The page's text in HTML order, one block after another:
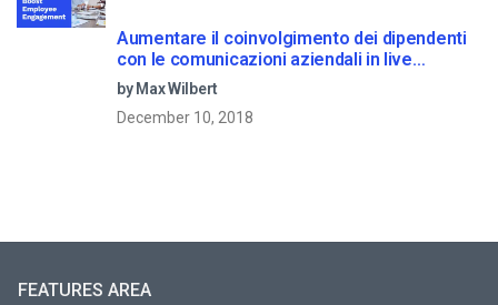
Aumentare il coinvolgimento dei dipendenti
con le comunicazioni aziendali in live
streaming
by Max Wilbert
December 10, 2018
FEATURES AREA